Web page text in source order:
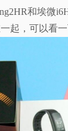
和埃微
起，可以看一